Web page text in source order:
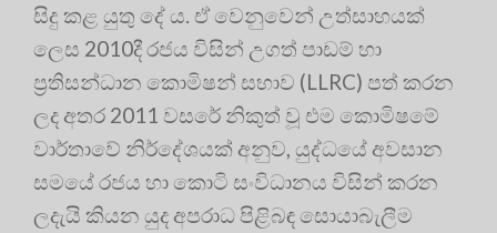
සිදු කළ යුතු දේ ය. ඒ වෙනුවෙන් උත්සාහයක්
ලෙස 2010දී රජය විසින් උගත් පාඩම් හා
ප්‍රතිසන්ධාන කොමිෂන් සභාව (LLRC) පත් කරන
ලද අතර 2011 වසරේ නිකුත් වූ එම කොමිෂමේ
වාර්තාවේ නිර්දේශයක් අනුව, යුද්ධයේ අවසාන
සමයේ රජය හා කොටි සංවිධානය විසින් කරන
ලදැයි කියන යුද අපරාධ පිළිබඳ සොයාබැලීම